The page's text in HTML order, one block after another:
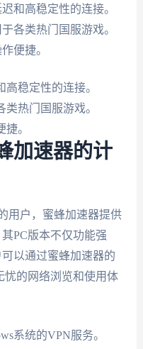
和高稳定性的连接。
各类热门国服游戏。
便捷。
稳定性的连接。
热门国服游戏。
。
加速器的计
用户，蜜蜂加速器提供
PC版本不仅功能强
以通过蜜蜂加速器的
忧的网络浏览和使用体
系统的VPN服务。